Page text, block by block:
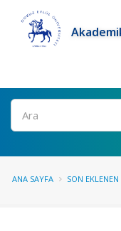
Ara
ANA SAYFA SON